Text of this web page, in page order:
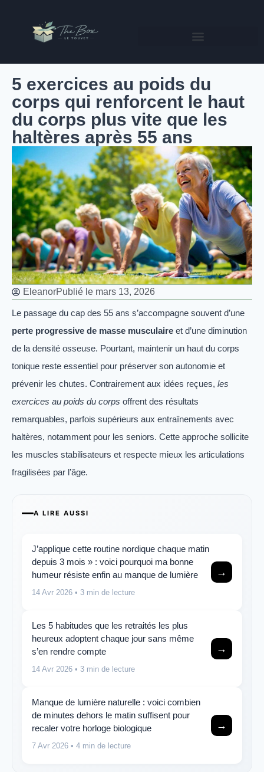
5 exercices au poids du
corps qui renforcent le haut
du corps plus vite que les
haltères après 55 ans
EleanorPublié le mars 13, 2026
Le passage du cap des 55 ans s’accompagne souvent d’une
perte progressive de masse musculaire et d’une diminution
de la densité osseuse. Pourtant, maintenir un haut du corps
tonique reste essentiel pour préserver son autonomie et
prévenir les chutes. Contrairement aux idées reçues, les
exercices au poids du corps offrent des résultats
remarquables, parfois supérieurs aux entraînements avec
haltères, notamment pour les seniors. Cette approche sollicite
les muscles stabilisateurs et respecte mieux les articulations
fragilisées par l’âge.
A LIRE AUSSI
J’applique cette routine nordique chaque matin
depuis 3 mois » : voici pourquoi ma bonne
humeur résiste enfin au manque de lumière
14 Avr 2026 • 3 min de lecture
→
Les 5 habitudes que les retraités les plus
heureux adoptent chaque jour sans même
s’en rendre compte
14 Avr 2026 • 3 min de lecture
→
Manque de lumière naturelle : voici combien
de minutes dehors le matin suffisent pour
recaler votre horloge biologique
7 Avr 2026 • 4 min de lecture
→